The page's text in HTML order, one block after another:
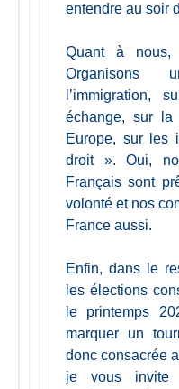
entendre au soir
Quant à nous,
Organisons
l’immigration,
échange, sur
Europe, sur les
droit ». Oui,
Français sont
volonté et nos
France aussi.
Enfin, dans le
les élections
le printemps
marquer un
donc consacrée
je vous invite